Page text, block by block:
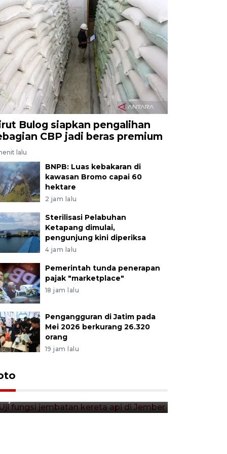
Bulog siapkan pengalihan
CBP jadi beras premium
lalu
BNPB: Luas kebakaran di
kawasan Bromo capai 60
hektare
2 jam lalu
Sterilisasi Pelabuhan
Ketapang dimulai,
pengunjung kini diperiksa
4 jam lalu
Pemerintah tunda penerapan
pajak "marketplace"
18 jam lalu
Pengangguran di Jatim pada
Mei 2026 berkurang 26.320
orang
19 jam lalu
Uji fungsi jembatan kereta api
di Jember